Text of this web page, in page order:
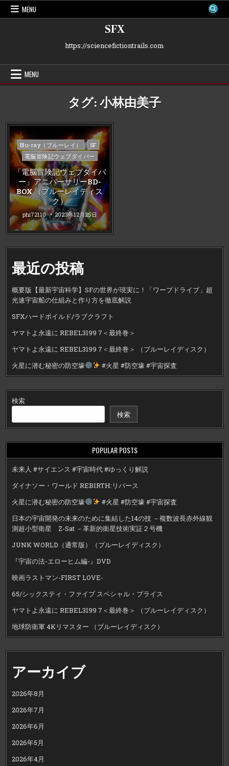
Skip
MENU
SFX
https://sciencefictiontrails.com
MENU
タグ:小林由美子
Posted
in
Blu-ray（ブルーレイ）
SF
電脳冒険記ウェブダイバー
「電脳冒険記ウェブダイバ
ー」アニバーサリーBD-
BOX （ブルーレイディス
ク）
phi72110 2023年12月25日
最近の投稿
概要版【最新宇宙科学】SFの世界が現実に！「ワープドライブ」超
光速宇宙船の仕組みと作り方を徹底解説
SFXハードボイルド/ラブクラフト
ヤマトよ永遠に REBEL3199 7＜最終巻＞
ヤマトよ永遠に REBEL3199 7＜最終巻＞ （ブルーレイディスク）
火星に潜む秘密の防空壕
#火星 #防空壕 #宇宙探査
検索
検索
POPULAR POSTS
未来人 #サイエンス #宇宙時代 #ゆっくり解説
ダイナソー・ワールド REBIRTH:リバース
火星に潜む秘密の防空壕
#火星 #防空壕 #宇宙探査
日本の宇宙開発の未来のために集結した14の技 －複数波長赤外線観
測超小型衛星 Z-Sat －革新的衛星技術実証２号機
JUNK WORLD（通常版）（ブルーレイディスク）
『宇宙の法-エローヒム編-』DVD
映画ラストマン-FIRST LOVE-
65/シックスティ・ファイブ スペシャル・プライス
ヤマトよ永遠に REBEL3199 7＜最終巻＞ （ブルーレイディスク）
地球防衛軍 4Kリマスター （ブルーレイディスク）
アーカイブ
2026年8月
2026年7月
2026年6月
2026年5月
2026年4月